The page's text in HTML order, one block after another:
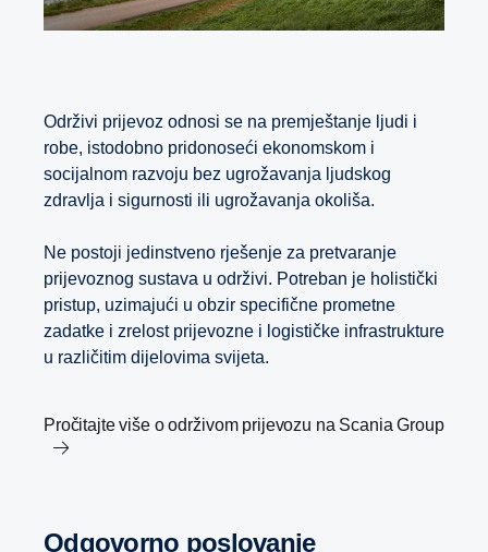
Održivi prijevoz odnosi se na premještanje ljudi i
robe, istodobno pridonoseći ekonomskom i
socijalnom razvoju bez ugrožavanja ljudskog
zdravlja i sigurnosti ili ugrožavanja okoliša.
Ne postoji jedinstveno rješenje za pretvaranje
prijevoznog sustava u održivi. Potreban je holistički
pristup, uzimajući u obzir specifične prometne
zadatke i zrelost prijevozne i logističke infrastrukture
u različitim dijelovima svijeta.
Pročitajte više o održivom prijevozu na Scania Group
Odgovorno poslovanje